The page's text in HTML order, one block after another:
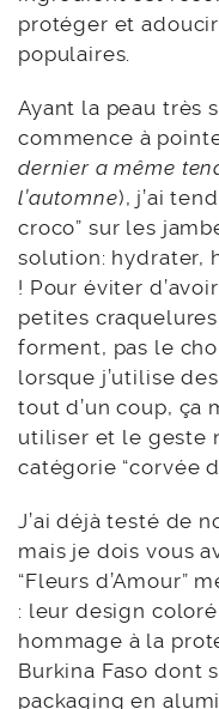
protéger et
populaires.
Ayant la peau très
commence à
dernier a même
l’automne), j’ai
croco” sur les
solution: hydrater,
! Pour éviter
petites
forment, pas le
lorsque j’utilise
tout d’un coup, ça
utiliser et le geste
catégorie “corvée
J’ai déjà testé de
mais je dois vous
“Fleurs d’Amour”
: leur design
hommage à la
Burkina Faso dont
packaging en